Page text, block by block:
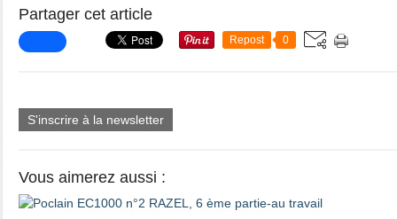
Partager cet article
Repost 0
S'inscrire à la newsletter
Vous aimerez aussi :